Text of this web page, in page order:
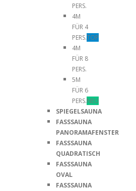
PERS.
4M
FÜR 4
PERS.TOP
4M
FÜR 8
PERS.
5M
FÜR 6
PERS.NEU
SPIEGELSAUNA
FASSSAUNA
PANORAMAFENSTER
FASSSAUNA
QUADRATISCH
FASSSAUNA
OVAL
FASSSAUNA